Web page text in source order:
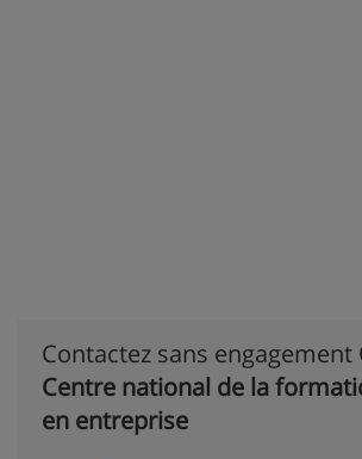
Contactez sans engagement
Centre national de la
en entreprise